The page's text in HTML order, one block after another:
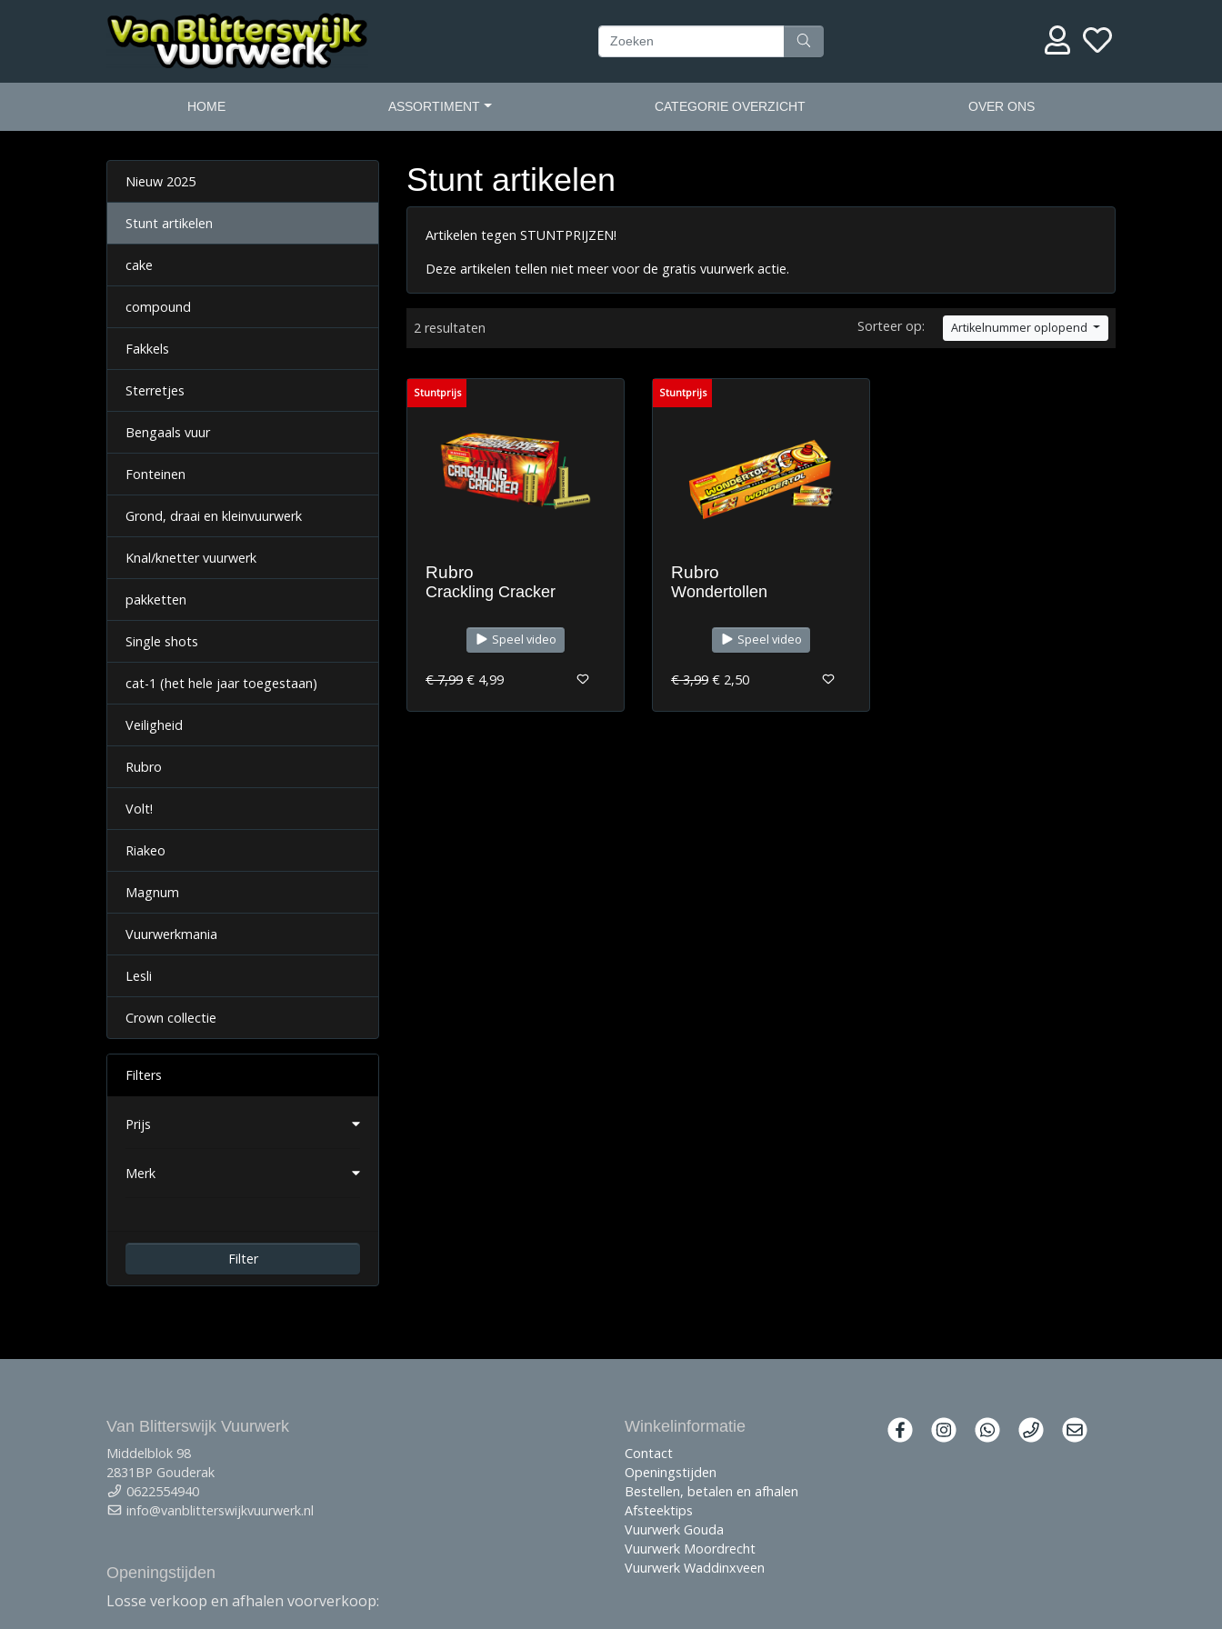
HOME ASSORTIMENT CATEGORIE OVERZICHT OVER ONS
Nieuw 2025
Stunt artikelen
cake
compound
Fakkels
Sterretjes
Bengaals vuur
Fonteinen
Grond, draai en kleinvuurwerk
Knal/knetter vuurwerk
pakketten
Single shots
cat-1 (het hele jaar toegestaan)
Veiligheid
Rubro
Volt!
Riakeo
Magnum
Vuurwerkmania
Lesli
Crown collectie
Filters
Prijs
Merk
Filter
Stunt artikelen
Artikelen tegen STUNTPRIJZEN!
Deze artikelen tellen niet meer voor de gratis vuurwerk actie.
2 resultaten Sorteer op: Artikelnummer oplopend
Stuntprijs
Rubro
Crackling Cracker
Speel video
€ 7,99 € 4,99
Stuntprijs
Rubro
Wondertollen
Speel video
€ 3,99 € 2,50
Van Blitterswijk Vuurwerk
Middelblok 98
2831BP Gouderak
0622554940
info@vanblitterswijkvuurwerk.nl
Openingstijden
Losse verkoop en afhalen voorverkoop:
Winkelinformatie
Contact
Openingstijden
Bestellen, betalen en afhalen
Afsteektips
Vuurwerk Gouda
Vuurwerk Moordrecht
Vuurwerk Waddinxveen